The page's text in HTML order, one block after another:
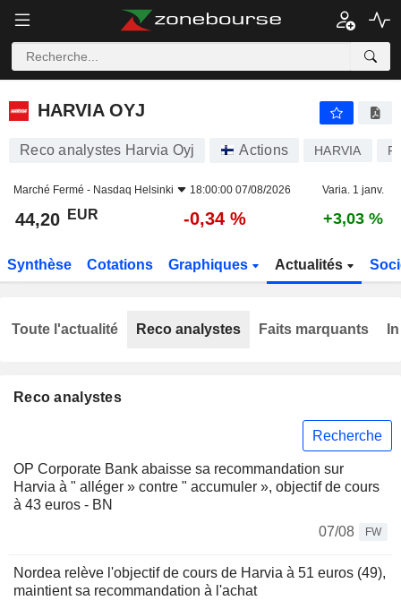
HARVIA OYJ
HARVIA OYJ
Reco analystes Harvia Oyj Actions HARVIA
Marché Fermé - Nasdaq Helsinki 18:00:00 07/08/2026 Varia. 1 janv.
44,20 EUR -0,34 % +3,03 %
Synthèse Cotations Graphiques Actualités
Reco analystes
Recherche
OP Corporate Bank abaisse sa recommandation sur
Harvia à " alléger » contre " accumuler », objectif de cours
à 43 euros - BN
07/08
FW
Nordea relève l'objectif de cours de Harvia à 51 euros (49),
maintient sa recommandation à l'achat
Toute l'actualité Reco analystes Faits marquants